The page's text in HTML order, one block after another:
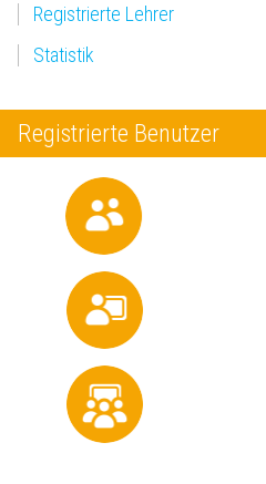
Registrierte Lehrer
Statistik
Registrierte Benutzer